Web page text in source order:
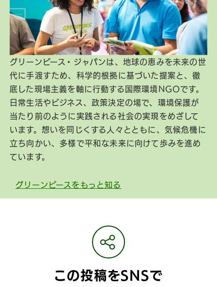
グリーンピース・ジャパンは、地球の恵みを未来の世
代に手渡すため、科学的根拠に基づいた提案と、徹
底した現場主義を軸に行動する国際環境NGOです。
日常生活やビジネス、政策決定の場で、環境保護が
当たり前のように実践される社会の実現をめざして
います。想いを同じくする人々とともに、気候危機に
立ち向かい、多様で平和な未来に向けて歩みを進め
ています。
グリーンピースをもっと知る
この投稿をSNSで